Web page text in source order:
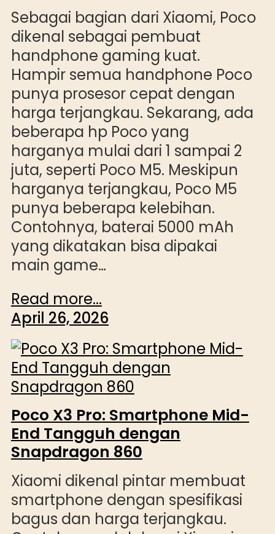
Sebagai bagian dari Xiaomi, Poco
dikenal sebagai pembuat
handphone gaming kuat.
Hampir semua handphone Poco
punya prosesor cepat dengan
harga terjangkau. Sekarang, ada
beberapa hp Poco yang
harganya mulai dari 1 sampai 2
juta, seperti Poco M5. Meskipun
harganya terjangkau, Poco M5
punya beberapa kelebihan.
Contohnya, baterai 5000 mAh
yang dikatakan bisa dipakai
main game…
Read more...
April 26, 2026
Poco X3 Pro: Smartphone Mid-
End Tangguh dengan
Snapdragon 860
Xiaomi dikenal pintar membuat
smartphone dengan spesifikasi
bagus dan harga terjangkau.